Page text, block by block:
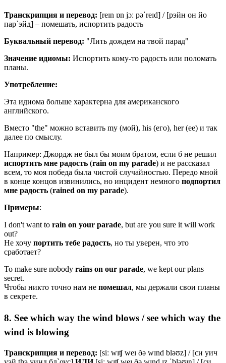
Транскрипция и перевод: [reɪn ɒn jɔː pəˈreɪd] / [рэйн он йо
пар`эйд] – помешать, испортить радость
Буквальный перевод: "Лить дождем на твой парад"
Значение идиомы: Испортить кому-то радость или поломать
планы.
Употребление:
Эта идиома больше характерна для американского
английского.
Вместо "the" можно вставить my (мой), his (его), her (ее) и так
далее по смыслу.
Например: Джордж не был бы моим братом, если б не решил
испортить мне радость (rain on my parade) и не рассказал
всем, то моя победа была чистой случайностью. Передо мной
в конце концов извинились, но инцидент немного подпортил
мне радость (rained on my parade).
Примеры:
I don't want to rain on your parade, but are you sure it will work
out?
Не хочу портить тебе радость, но ты уверен, что это
сработает?
To make sure nobody rains on our parade, we kept our plans
secret.
Чтобы никто точно нам не помешал, мы держали свои планы
в секрете.
8. See which way the wind blows / see which way the
wind is blowing
Транскрипция и перевод: [siː wɪʧ weɪ ðə wɪnd bləʊz] / [си уич